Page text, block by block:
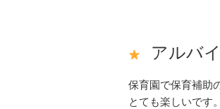
アルバ
保育園で保育補助
とても楽しいです。